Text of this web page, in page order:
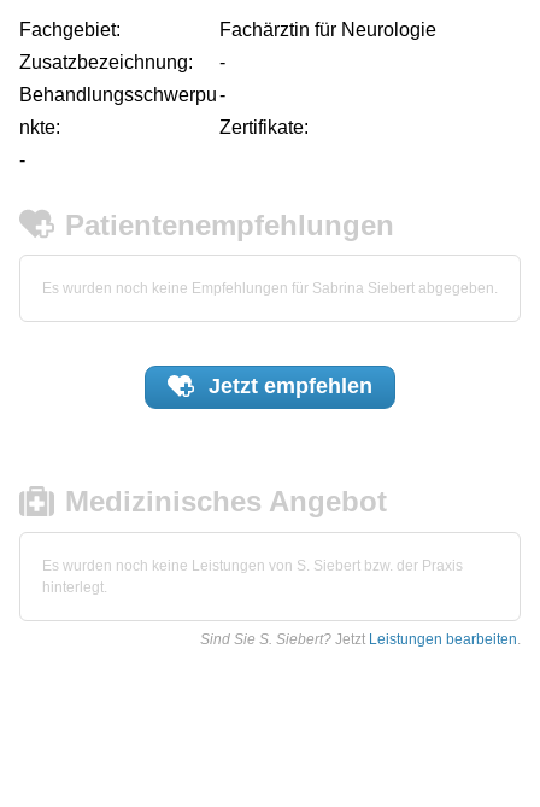
Fachgebiet:
Fachärztin für Neurologie
Zusatzbezeichnung:
-
Behandlungsschwerpu
nkte:
-
Zertifikate:
-
Patientenempfehlungen
Es wurden noch keine Empfehlungen für Sabrina Siebert abgegeben.
Jetzt empfehlen
Medizinisches Angebot
Es wurden noch keine Leistungen von S. Siebert bzw. der Praxis
hinterlegt.
Sind Sie S. Siebert? Jetzt Leistungen bearbeiten.